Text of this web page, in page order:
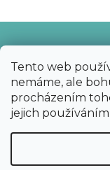
Tento web
nemáme, ale
procházením
jejich
Copyright
korálků.